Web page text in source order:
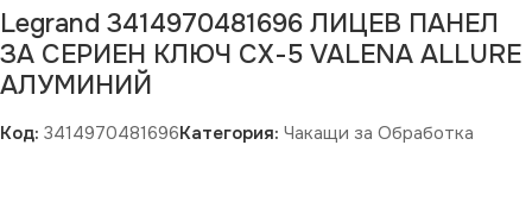
Legrand 3414970481696 ЛИЦЕВ ПАНЕЛ
ЗА СЕРИЕН КЛЮЧ СХ-5 VALENA ALLURE
АЛУМИНИЙ
Код: 3414970481696Категория: Чакащи за Обработка